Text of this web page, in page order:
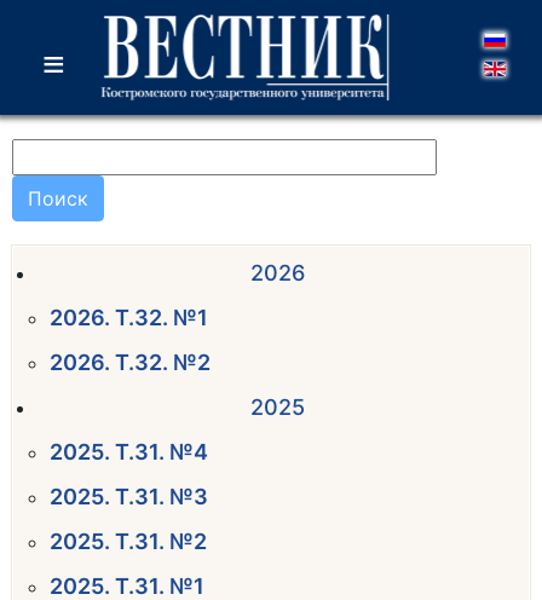
≡
Поиск
2026
2026. Т.32. №1
2026. Т.32. №2
2025
2025. Т.31. №4
2025. Т.31. №3
2025. Т.31. №2
2025. Т.31. №1